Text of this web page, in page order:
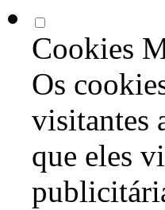
Cookies
Os
visitantes
que eles